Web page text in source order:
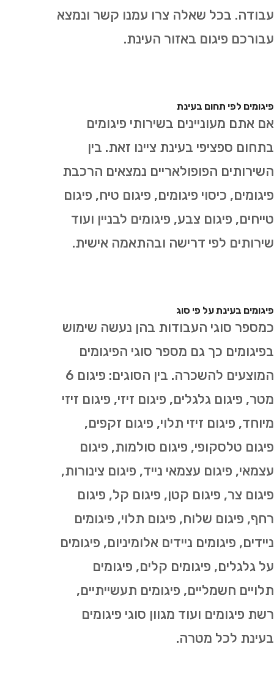
עבודה. בכל שאלה צרו עמנו קשר ונמצא
עבורכם פיגום באזור העינת.
פיגומים לפי תחום בעינת
אם אתם מעוניינים בשירותי פיגומים
בתחום ספציפי בעינת ציינו זאת. בין
השירותים הפופולאריים נמצאים הרכבת
פיגומים, כיסוי פיגומים, פיגום טיח, פיגום
טייחים, פיגום צבע, פיגומים לבניין ועוד
שירותים לפי דרישה ובהתאמה אישית.
פיגומים בעינת על פי סוג
כמספר סוגי העבודות בהן נעשה שימוש
בפיגומים כך גם מספר סוגי הפיגומים
המוצעים להשכרה. בין הסוגים: פיגום 6
מטר, פיגום גלגלים, פיגום זיזי, פיגום זיזי
מיוחד, פיגום זיזי תלוי, פיגום זקפים,
פיגום טלסקופי, פיגום סולמות, פיגום
עצמאי, פיגום עצמאי נייד, פיגום צינורות,
פיגום צר, פיגום קטן, פיגום קל, פיגום
רחף, פיגום שלוח, פיגום תלוי, פיגומים
ניידים, פיגומים ניידים אלומיניום, פיגומים
על גלגלים, פיגומים קלים, פיגומים
תלויים חשמליים, פיגומים תעשייתיים,
רשת פיגומים ועוד מגוון סוגי פיגומים
בעינת לכל מטרה.